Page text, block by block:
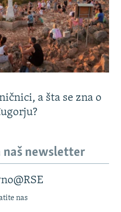
a šta se zna o
naš newsletter
nas